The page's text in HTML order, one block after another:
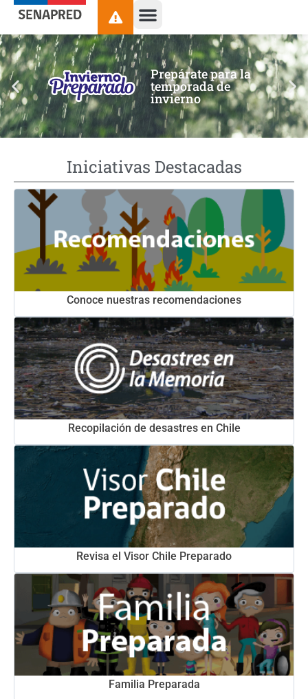
contenido
Prepárate para la
temporada de
invierno
Iniciativas Destacadas
Conoce nuestras recomendaciones
Recopilación de desastres en Chile
Revisa el Visor Chile Preparado
Familia Preparada